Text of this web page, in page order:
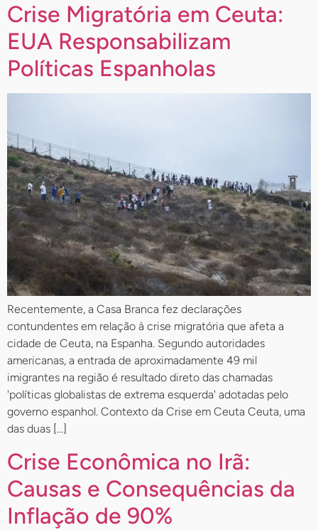
Crise Migratória em Ceuta:
EUA Responsabilizam
Políticas Espanholas
Recentemente, a Casa Branca fez declarações
contundentes em relação à crise migratória que afeta a
cidade de Ceuta, na Espanha. Segundo autoridades
americanas, a entrada de aproximadamente 49 mil
imigrantes na região é resultado direto das chamadas
'políticas globalistas de extrema esquerda' adotadas pelo
governo espanhol. Contexto da Crise em Ceuta Ceuta, uma
das duas […]
Crise Econômica no Irã:
Causas e Consequências da
Inflação de 90%